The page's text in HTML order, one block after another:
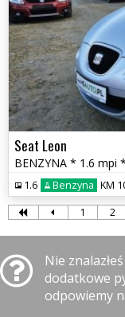
Seat Leon
1.6 Benzyna KM
1 2
Nie
dodatkowe
odpowiemy